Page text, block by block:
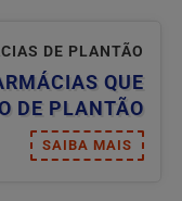
DE PLANTÃO
QUE
DE PLANTÃO
SAIBA MAIS